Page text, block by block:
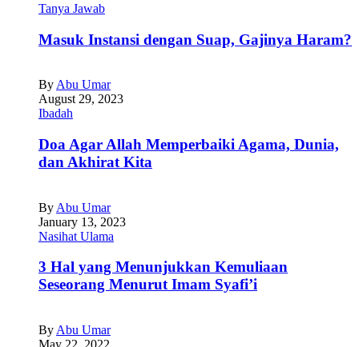
Tanya Jawab
Masuk Instansi dengan Suap, Gajinya Haram?
By Abu Umar
August 29, 2023
Ibadah
Doa Agar Allah Memperbaiki Agama, Dunia,
dan Akhirat Kita
By Abu Umar
January 13, 2023
Nasihat Ulama
3 Hal yang Menunjukkan Kemuliaan
Seseorang Menurut Imam Syafi’i
By Abu Umar
May 22, 2022